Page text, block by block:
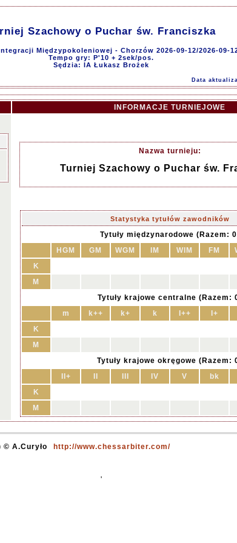
Szachowy o Puchar św. Franciszka
Międzypokoleniowej - Chorzów 2026-09-12/2026-09-
Tempo gry: P'10 + 2sek/pos.
Sędzia: IA Łukasz Brożek
Data
INFORMACJE TURNIEJOWE
Nazwa turnieju:
Turniej Szachowy o Puchar św.
Statystyka tytułów zawodników
Tytuły międzynarodowe (Razem:
HGM
GM WGM IM WIM FM
K
M
Tytuły krajowe centralne (Razem:
m
k++ k+ k I++ I+
K
M
Tytuły krajowe okręgowe (Razem:
II+
IV V
bk
K
M
A.Curyło
http://www.chessarbiter.com/
'